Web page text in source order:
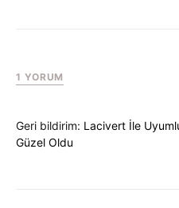
1 YORUM
Geri bildirim: Lacivert İle
Güzel Oldu